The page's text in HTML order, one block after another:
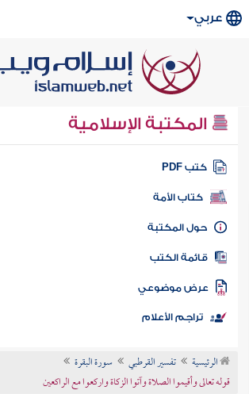
عربي
المكتبة الإسلامية
كتب PDF
كتاب الأمة
المكتبة
الكتب
موضوعي
تراجم الأعلام
الرئيسية تفسير القرطبي
سورة البقرة
قوله تعالى وأقيموا الصلاة وآتوا الزكاة واركعوا مع الراكعين